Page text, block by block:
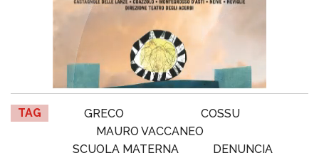
TAG GRECO
COSSU
MAURO VACCANEO
SCUOLA MATERNA
DENUNCIA